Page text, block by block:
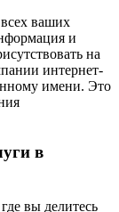
ваших
и
на
интернет-
имени. Это
в
вы делитесь